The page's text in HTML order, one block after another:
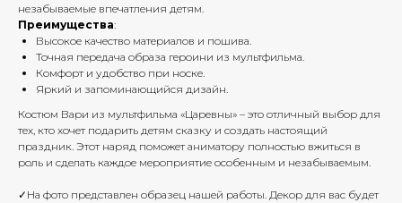
незабываемые впечатления детям.
Преимущества:
Высокое качество материалов и пошива.
Точная передача образа героини из мультфильма.
Комфорт и удобство при носке.
Яркий и запоминающийся дизайн.
Костюм Вари из мультфильма «Царевны» – это отличный выбор для
тех, кто хочет подарить детям сказку и создать настоящий
праздник. Этот наряд поможет аниматору полностью вжиться в
роль и сделать каждое мероприятие особенным и незабываемым.
✓На фото представлен образец нашей работы. Декор для вас будет